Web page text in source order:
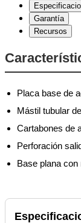
Garantía
Recursos
Placa base de
Mástil tubular
Cartabones de
Perforación
Base plana con